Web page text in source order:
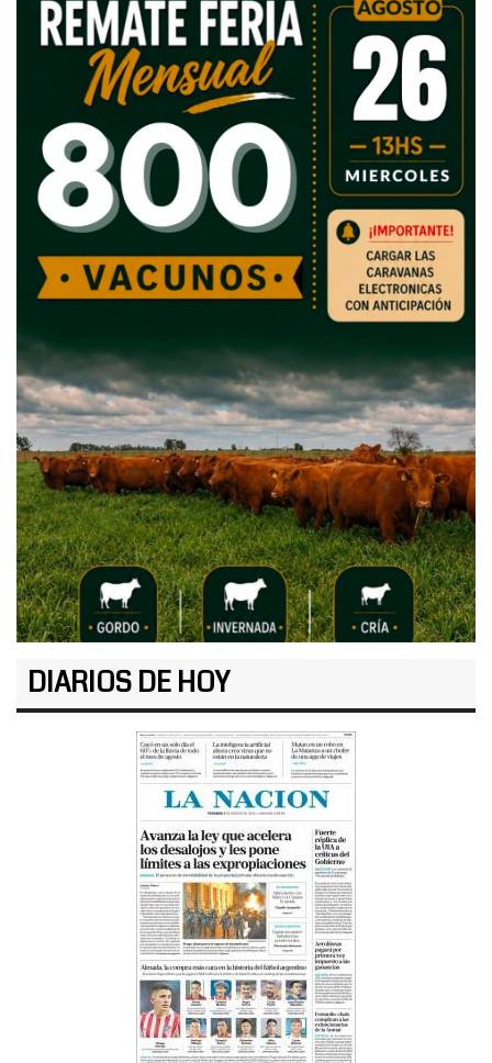
DIARIOS DE HOY